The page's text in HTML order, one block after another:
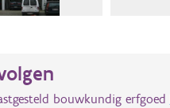
bouwkundig erfgoed